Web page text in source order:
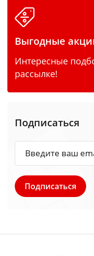
Выгодные
Интересные
рассылке!
Подписаться